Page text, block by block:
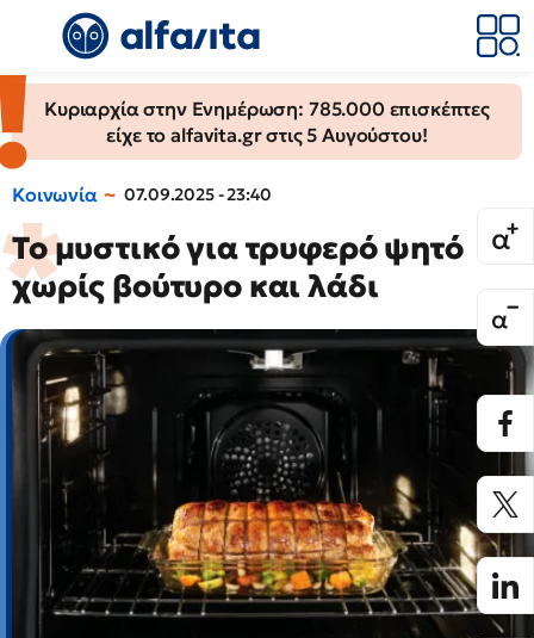
Κυριαρχία στην Ενημέρωση: 785.000 επισκέπτες
είχε το alfavita.gr στις 5 Αυγούστου!
Κοινωνία 07.09.2025 - 23:40
Το μυστικό για τρυφερό ψητό
χωρίς βούτυρο και λάδι